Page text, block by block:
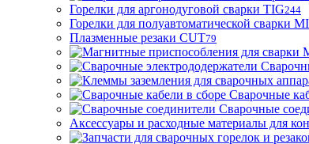
Горелки для аргонодуговой сварки TIG244
Горелки для полуавтоматической сварки
Плазменные резаки CUT79
Сварочные
Сварочные
Аксессуары и расходные материалы для